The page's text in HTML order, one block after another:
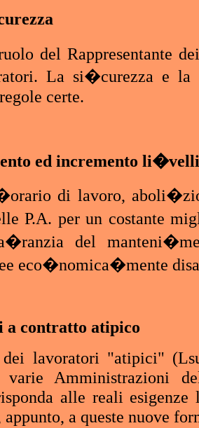
del Rappresentante
La si�curezza e la
certe.
ed incremento
di lavoro,
P.A. per un costante
del
eco�nomica�mente
a contratto atipico
dei lavoratori "atipici"
Amministrazioni
alle reali
a queste nuove